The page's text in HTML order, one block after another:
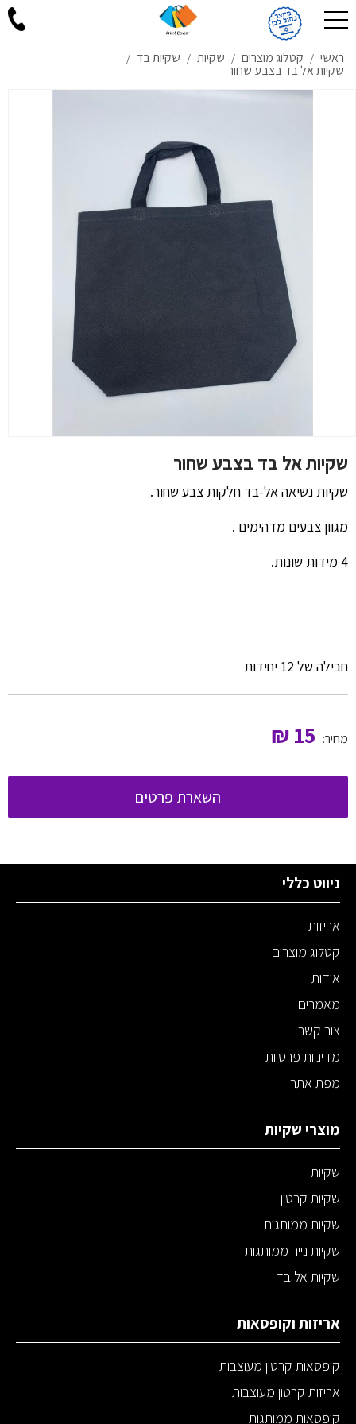
ראשי / קטלוג מוצרים / שקיות / שקיות בד /
שקיות אל בד בצבע שחור
שקיות אל בד בצבע שחור
שקיות נשיאה אל-בד חלקות צבע שחור.
מגוון צבעים מדהימים .
4 מידות שונות.
חבילה של 12 יחידות
מחיר: 15
₪
השארת פרטים
ניווט כללי
אריזות
קטלוג מוצרים
אודות
מאמרים
צור קשר
מדיניות פרטיות
מפת אתר
מוצרי שקיות
שקיות
שקיות קרטון
שקיות ממותגות
שקיות נייר ממותגות
שקיות אל בד
אריזות וקופסאות
קופסאות קרטון מעוצבות
אריזות קרטון מעוצבות
קופסאות ממותגות